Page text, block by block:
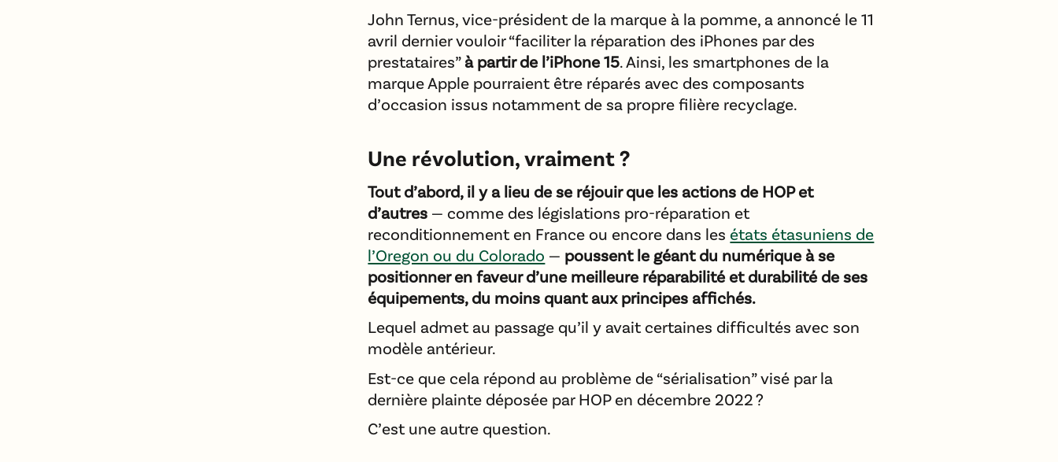
John Ternus, vice-président de la marque à la pomme, a annoncé le 11
avril dernier vouloir “faciliter la réparation des iPhones par des
prestataires” à partir de l’iPhone 15. Ainsi, les smartphones de la
marque Apple pourraient être réparés avec des composants
d’occasion issus notamment de sa propre filière recyclage.
Une révolution, vraiment ?
Tout d’abord, il y a lieu de se réjouir que les actions de HOP et
d’autres — comme des législations pro-réparation et
reconditionnement en France ou encore dans les états étasuniens de
l’Oregon ou du Colorado — poussent le géant du numérique à se
positionner en faveur d’une meilleure réparabilité et durabilité de ses
équipements, du moins quant aux principes affichés.
Lequel admet au passage qu’il y avait certaines difficultés avec son
modèle antérieur.
Est-ce que cela répond au problème de “sérialisation” visé par la
dernière plainte déposée par HOP en décembre 2022 ?
C’est une autre question.